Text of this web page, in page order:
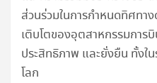
ส่วนร่วมในการกำหนดทิศทา
เติบโตของอุตสาหกรรมการ
ประสิทธิภาพ และยั่งยืน ทั้งใ
โลก